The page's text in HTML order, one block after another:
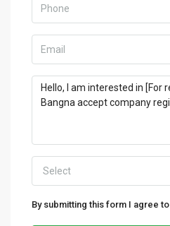
Select
By submitting this form I agree to